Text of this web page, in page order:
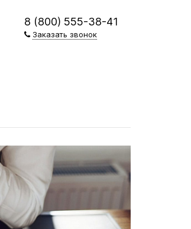
8 (800) 555-38-41
Заказать звонок